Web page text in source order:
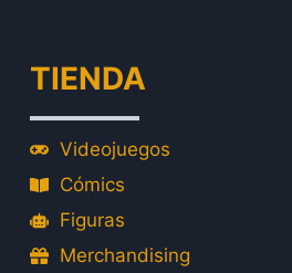
TIENDA
Videojuegos
Cómics
Figuras
Merchandising